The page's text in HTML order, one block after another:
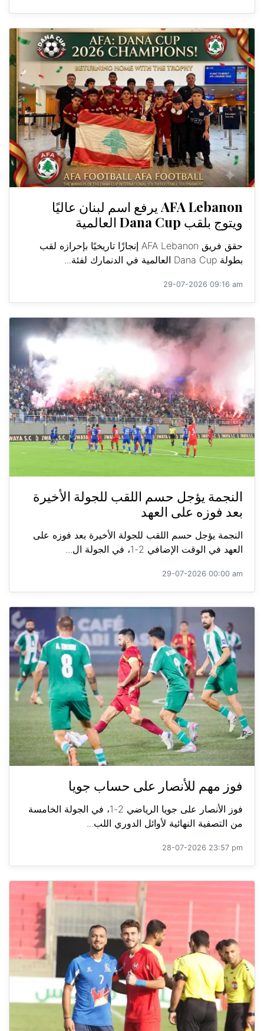
AFA Lebanon يرفع اسم لبنان عاليًا
ويتوج بلقب Dana Cup العالمية
حقق فريق AFA Lebanon إنجازًا تاريخيًا بإحرازه لقب
بطولة Dana Cup العالمية في الدنمارك لفئة...
29-07-2026 09:16 am
النجمة يؤجل حسم اللقب للجولة الأخيرة
بعد فوزه على العهد
النجمة يؤجل حسم اللقب للجولة الأخيرة بعد فوزه على
العهد في الوقت الإضافي 2-1، في الجولة ال...
29-07-2026 00:00 am
فوز مهم للأنصار على حساب جويا
فوز الأنصار على جويا الرياضي 2-1، في الجولة الخامسة
من التصفية النهائية لأوائل الدوري اللب...
28-07-2026 23:57 pm